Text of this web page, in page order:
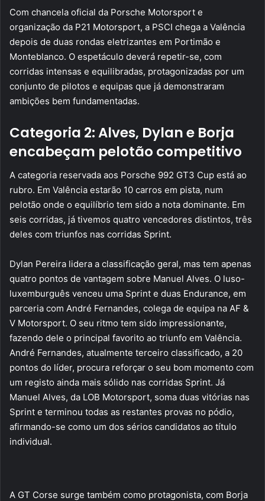
Com chancela oficial da Porsche Motorsport e
organização da P21 Motorsport, a PSCI chega a Valência
depois de duas rondas eletrizantes em Portimão e
Monteblanco. O espetáculo deverá repetir-se, com
corridas intensas e equilibradas, protagonizadas por um
conjunto de pilotos e equipas que já demonstraram
ambições bem fundamentadas.
Categoria 2: Alves, Dylan e Borja
encabeçam pelotão competitivo
A categoria reservada aos Porsche 992 GT3 Cup está ao
rubro. Em Valência estarão 10 carros em pista, num
pelotão onde o equilíbrio tem sido a nota dominante. Em
seis corridas, já tivemos quatro vencedores distintos, três
deles com triunfos nas corridas Sprint.
Dylan Pereira lidera a classificação geral, mas tem apenas
quatro pontos de vantagem sobre Manuel Alves. O luso-
luxemburguês venceu uma Sprint e duas Endurance, em
parceria com André Fernandes, colega de equipa na AF &
V Motorsport. O seu ritmo tem sido impressionante,
fazendo dele o principal favorito ao triunfo em Valência.
André Fernandes, atualmente terceiro classificado, a 20
pontos do líder, procura reforçar o seu bom momento com
um registo ainda mais sólido nas corridas Sprint. Já
Manuel Alves, da LOB Motorsport, soma duas vitórias nas
Sprint e terminou todas as restantes provas no pódio,
afirmando-se como um dos sérios candidatos ao título
individual.
A GT Corse surge também como protagonista, com Borja